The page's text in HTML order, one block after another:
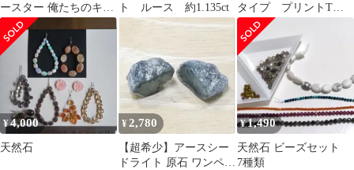
ースター 俺たちのキセ
キ BSC32】
ト ルース 約1.135ct
タイプ プリントTシ
ャツ ブラック LL
¥4,000
天然石
¥2,780
【超希少】アースシー
ドライト 原石 ワンペア
¥1,490
天然石 ビーズセット
7種類